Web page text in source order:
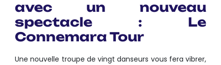
avec un nouveau
spectacle : Le
Connemara Tour
Une nouvelle troupe de vingt danseurs vous fera vibrer,